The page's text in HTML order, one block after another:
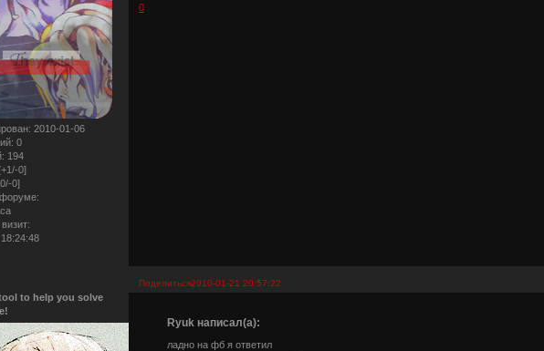
: 2010-01-06
0
194
[+1/-0]
0]
0
Поделиться2010-01-21 20:57:22
tool to help you solve
Ryuk написал(а):
ладно на фб я ответил